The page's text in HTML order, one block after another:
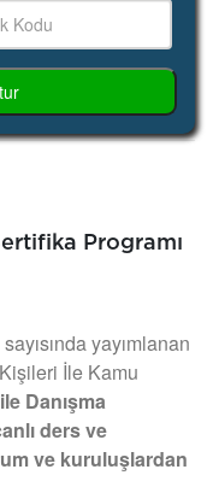
Programı
yayımlanan
İle Kamu
Danışma
ders ve
ve kuruluşlardan